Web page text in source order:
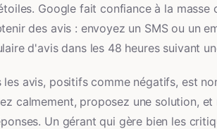
Google fait confiance à la masse
des avis : envoyez un SMS ou un
d'avis dans les 48 heures suivant
les avis, positifs comme négatifs, est
calmement, proposez une solution,
Un gérant qui gère bien les